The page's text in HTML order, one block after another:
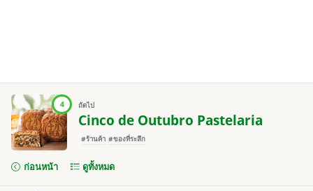
4 ถัดไป
Cinco de Outubro Pastelaria
#ร้านค้า #ของที่ระลึก
ก่อนหน้า ดูทั้งหมด